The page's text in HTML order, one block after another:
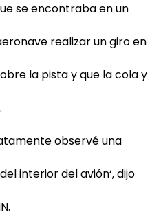
se encontraba en un
realizar un giro en
la pista y que la cola y
observé una
interior del avión‘, dijo